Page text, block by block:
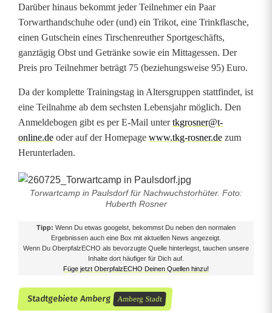
o
r
h
ü
t
e
r
Darüber hinaus bekommt jeder Teilnehmer ein Paar
Torwarthandschuhe oder (und) ein Trikot, eine Trinkflasche,
einen Gutschein eines Tirschenreuther Sportgeschäfts,
ganztägig Obst und Getränke sowie ein Mittagessen. Der
Preis pro Teilnehmer beträgt 75 (beziehungsweise 95) Euro.
Da der komplette Trainingstag in Altersgruppen stattfindet, ist
eine Teilnahme ab dem sechsten Lebensjahr möglich. Den
Anmeldebogen gibt es per E-Mail untertkgrosner@t-
online.de oder auf der Homepage www.tkg-rosner.de zum
Herunterladen.
Torwartcamp in Paulsdorf für Nachwuchstorhüter. Foto:
Huberth Rosner
Tipp: Wenn Du etwas googelst, bekommst Du neben den normalen
Ergebnissen auch eine Box mit aktuellen News angezeigt.
Wenn Du OberpfalzECHO als bevorzugte Quelle hinterlegst, tauchen unsere
Inhalte dort häufiger für Dich auf.
Füge jetzt OberpfalzECHO Deinen Quellen hinzu!
Stadtgebiete Amberg Amberg Stadt